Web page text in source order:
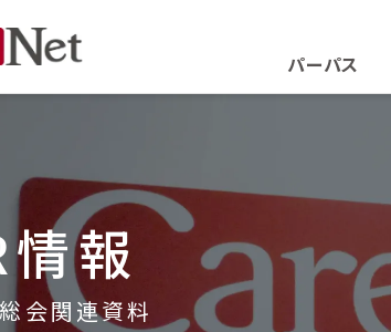
パーパス
報
会関連資料